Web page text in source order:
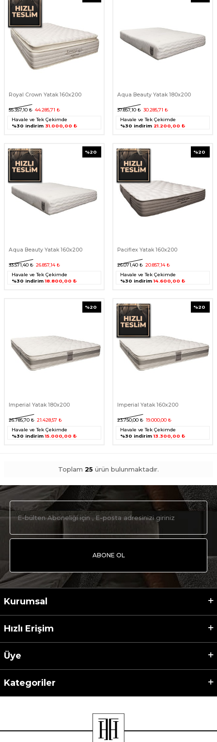
Royal Crown Yatak 160x200
55.357,10 ₺ 44.285,71 ₺
Havale ve Tek Çekimde
%30 indirim 31.000,00 ₺
Aqua Beauty Yatak 180x200
37.857,10 ₺ 30.285,71 ₺
Havale ve Tek Çekimde
%30 indirim 21.200,00 ₺
%20
Aqua Beauty Yatak 160x200
33.571,40 ₺ 26.857,14₺
Havale ve Tek Çekimde
%30 indirim 18.800,00 ₺
%20
Paciflex Yatak 160x200
26.071,40 ₺ 20.857,14₺
Havale ve Tek Çekimde
%30 indirim 14.600,00 ₺
%20
Imperial Yatak 180x200
26.785,70 ₺ 21.428,57 ₺
Havale ve Tek Çekimde
%30 indirim 15.000,00 ₺
%20
Imperial Yatak 160x200
23.750,00 ₺ 19.000,00 ₺
Havale ve Tek Çekimde
%30 indirim 13.300,00 ₺
Toplam 25 ürün bulunmaktadır.
ABONE OL
Kurumsal
Hızlı Erişim
Üye
Kategoriler